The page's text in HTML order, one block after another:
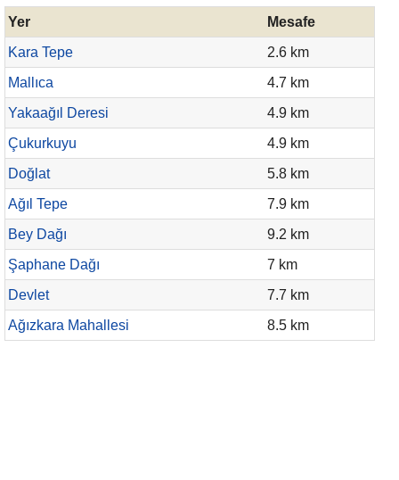
Yer
Mesafe
Kara Tepe
2.6 km
Mallıca
4.7 km
Yakaağıl Deresi
4.9 km
Çukurkuyu
4.9 km
Doğlat
5.8 km
Ağıl Tepe
7.9 km
Bey Dağı
9.2 km
Şaphane Dağı
7 km
Devlet
7.7 km
Ağızkara Mahallesi
8.5 km